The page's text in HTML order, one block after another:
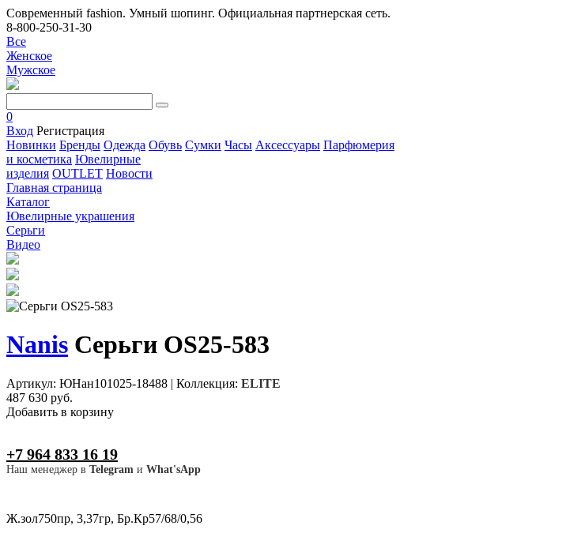
Современный fashion. Умный шопинг. Официальная партнерская сеть.
8-800-250-31-30
Все
Женское
Мужское
0
Вход Регистрация
Новинки Бренды Одежда Обувь Сумки Часы Аксессуары Парфюмерия
и косметика Ювелирные
изделия OUTLET Новости
Главная страница
Каталог
Ювелирные украшения
Серьги
Видео
Nanis Серьги OS25-583
Артикул: ЮНан101025-18488 | Коллекция: ELITE
487 630 руб.
Добавить в корзину
+7 964 833 16 19
Наш менеджер в Telegram и What'sApp
Ж.зол750пр, 3,37гр, Бр.Кр57/68/0,56